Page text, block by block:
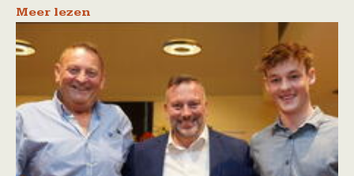
Meer lezen